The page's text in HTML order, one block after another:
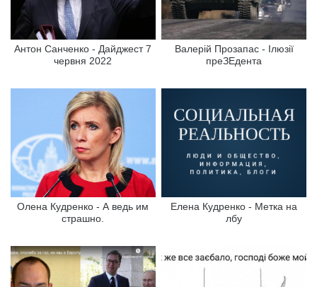
Антон Санченко - Дайджест 7
червня 2022
Валерій Прозапас - Ілюзії
преЗЕдента
Олена Кудренко - А ведь им
страшно.
Елена Кудренко - Метка на
лбу